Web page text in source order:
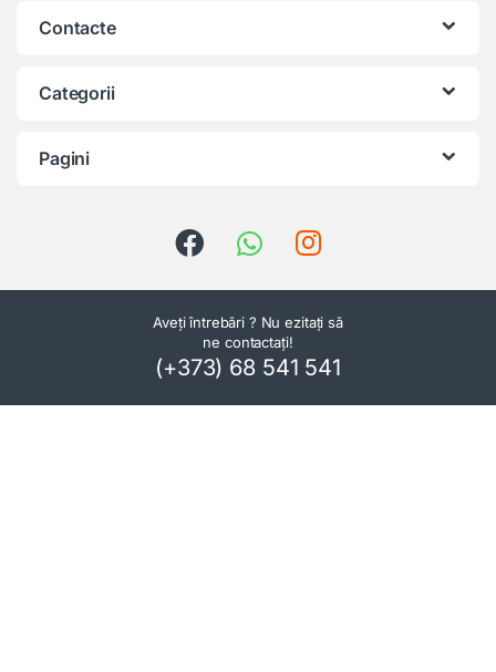
Contacte
Categorii
Pagini
Aveți întrebări ? Nu ezitați să
ne contactați!
(+373) 68 541 541